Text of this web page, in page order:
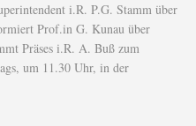
i.R. P.G. Stamm über
Prof.in G. Kunau über
Präses i.R. A. Buß zum
um 11.30 Uhr, in der